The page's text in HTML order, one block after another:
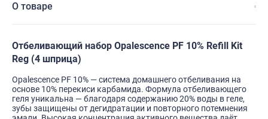
О товаре
Отбеливающий набор Opalescence PF 10% Refill Kit
Reg (4 шприца)
Opalescence PF 10% — система домашнего отбеливания на
основе 10% перекиси карбамида. Формула отбеливающего
геля уникальна — благодаря содержанию 20% воды в геле,
зубы защищены от дегидратации и повторного потемнения